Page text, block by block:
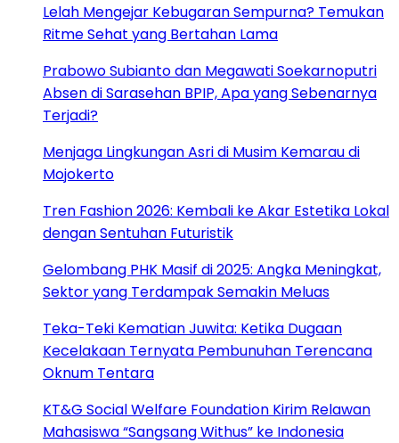
Lelah Mengejar Kebugaran Sempurna? Temukan
Ritme Sehat yang Bertahan Lama
Prabowo Subianto dan Megawati Soekarnoputri
Absen di Sarasehan BPIP, Apa yang Sebenarnya
Terjadi?
Menjaga Lingkungan Asri di Musim Kemarau di
Mojokerto
Tren Fashion 2026: Kembali ke Akar Estetika Lokal
dengan Sentuhan Futuristik
Gelombang PHK Masif di 2025: Angka Meningkat,
Sektor yang Terdampak Semakin Meluas
Teka-Teki Kematian Juwita: Ketika Dugaan
Kecelakaan Ternyata Pembunuhan Terencana
Oknum Tentara
KT&G Social Welfare Foundation Kirim Relawan
Mahasiswa “Sangsang Withus” ke Indonesia